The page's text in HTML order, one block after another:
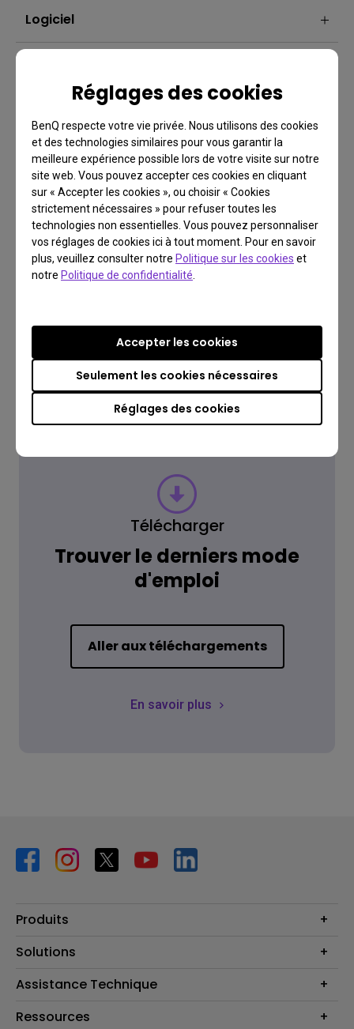
Réglages des cookies
BenQ respecte votre vie privée. Nous utilisons des cookies
et des technologies similaires pour vous garantir la
meilleure expérience possible lors de votre visite sur notre
site web. Vous pouvez accepter ces cookies en cliquant
sur « Accepter les cookies », ou choisir « Cookies
strictement nécessaires » pour refuser toutes les
technologies non essentielles. Vous pouvez personnaliser
vos réglages de cookies ici à tout moment. Pour en savoir
plus, veuillez consulter notre Politique sur les cookies et
notre Politique de confidentialité
Réglages des cookies
Seulement les cookies nécessaires
Accepter les cookies
Logiciel
FAQ
Vous avez une question?
Lire la réponse
En savoir plus
Télécharger
Trouver le derniers mode
d'emploi
Aller aux téléchargements
En savoir plus
Produits
Vidéoprojecteurs
Éclairage
Haut-parleur
Solutions
Business Display
Assistance Technique
Contactez-nous
Ressources